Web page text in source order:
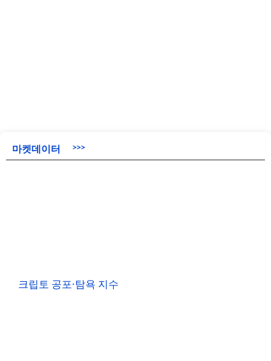
마켓데이터 >>>
크립토 공포·탐욕 지수